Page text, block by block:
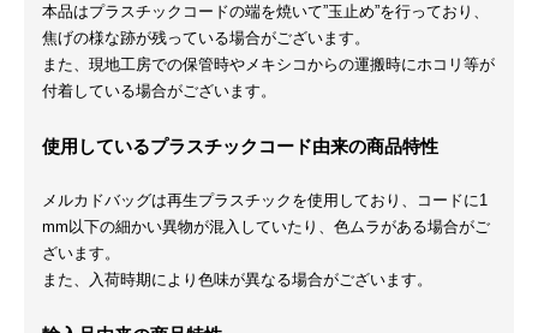
本品はプラスチックコードの端を焼いて”玉止め”を行っており、
焦げの様な跡が残っている場合がございます。
また、現地工房での保管時やメキシコからの運搬時にホコリ等が
付着している場合がございます。
使用しているプラスチックコード由来の商品特性
メルカドバッグは再生プラスチックを使用しており、コードに1
mm以下の細かい異物が混入していたり、色ムラがある場合がご
ざいます。
また、入荷時期により色味が異なる場合がございます。